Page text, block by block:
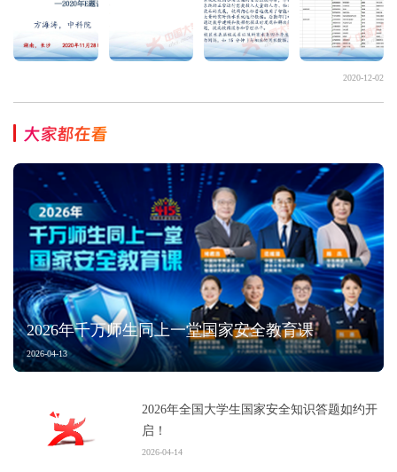
2020-12-02
大家都在看
2026年千万师生同上一堂国家安全教育课
2026-04-13
2026年全国大学生国家安全知识答题如约开
启！
2026-04-14